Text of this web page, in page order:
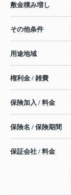
敷金積み増し
その他条件
用途地域
権利金 / 雑費
保険加入 / 料金
保険名 / 保険期間
保証会社 / 料金